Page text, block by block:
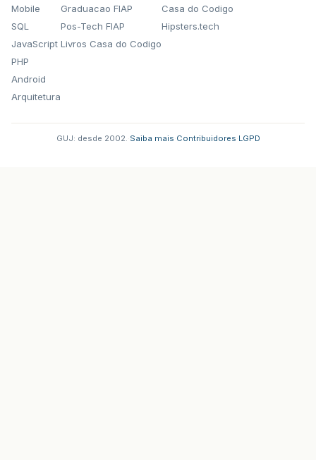
Mobile
SQL
JavaScript
PHP
Android
Arquitetura
Graduacao FIAP
Pos-Tech FIAP
Livros Casa do Codigo
Casa do Codigo
Hipsters.tech
GUJ: desde 2002. Saiba mais Contribuidores LGPD